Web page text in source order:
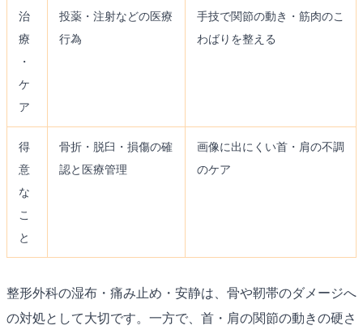
治
療
・
ケ
ア
投薬・注射などの医療
行為
手技で関節の動き・筋肉のこ
わばりを整える
得
意
な
こ
と
骨折・脱臼・損傷の確
認と医療管理
画像に出にくい首・肩の不調
のケア
整形外科の湿布・痛み止め・安静は、骨や靭帯のダメージへ
の対処として大切です。一方で、首・肩の関節の動きの硬さ